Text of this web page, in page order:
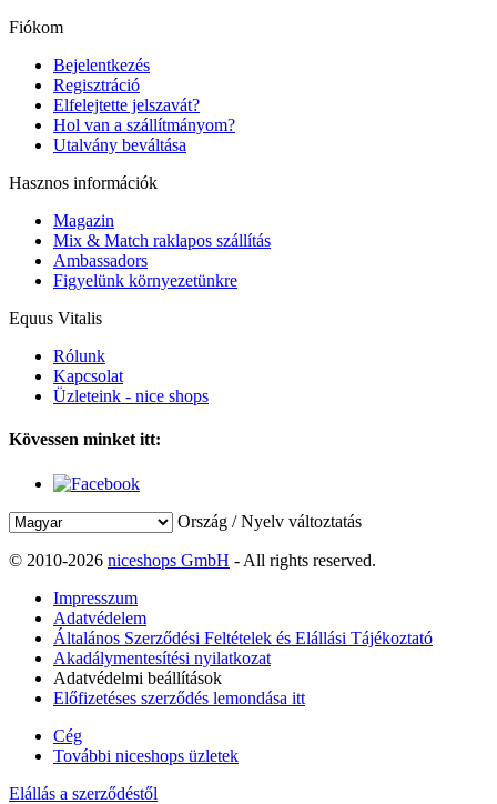
Fiókom
Bejelentkezés
Regisztráció
Elfelejtette jelszavát?
Hol van a szállítmányom?
Utalvány beváltása
Hasznos információk
Magazin
Mix & Match raklapos szállítás
Ambassadors
Figyelünk környezetünkre
Equus Vitalis
Rólunk
Kapcsolat
Üzleteink - nice shops
Kövessen minket itt:
Ország / Nyelv változtatás
© 2010-2026 niceshops GmbH - All rights reserved.
Impresszum
Adatvédelem
Általános Szerződési Feltételek és Elállási Tájékoztató
Akadálymentesítési nyilatkozat
Adatvédelmi beállítások
Előfizetéses szerződés lemondása itt
Cég
További niceshops üzletek
Elállás a szerződéstől